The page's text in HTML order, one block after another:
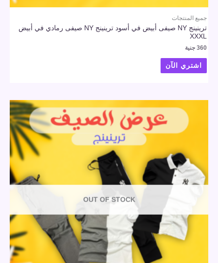
جميع المنتجات
ترينينج NY صيفى أبيض في أسود ترينينج NY صيفى رمادي في أبيض
XXXL
360 جنية
اشتري الآن
OUT OF STOCK